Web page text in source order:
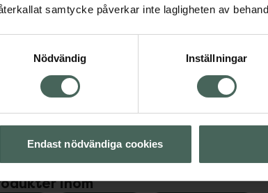
samtycke påverkar inte lagligheten av
Nödvändig
Inställningar
Endast nödvändiga cookies
Visa
inom